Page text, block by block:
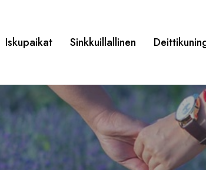
Iskupaikat Sinkkuillallinen